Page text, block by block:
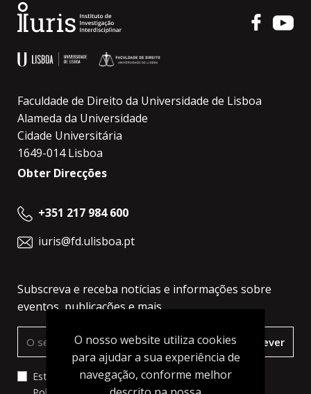
Faculdade de Direito da Universidade de Lisboa
Alameda da Universidade
Cidade Universitária
1649-014 Lisboa
Obter Direcções
+351 217 984 600
iuris@fd.ulisboa.pt
Subscreva e receba notícias e informações sobre
eventos, publicações e mais.
Subscrever
Estou de acordo com os termos e condições da
O nosso website utiliza cookies
para ajudar a sua experiência de
navegação, conforme melhor